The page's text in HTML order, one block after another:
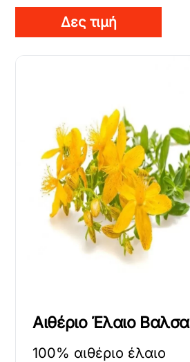
Δες τιμή
Αιθέριο Έλαιο
100% αιθέριο έλαιο